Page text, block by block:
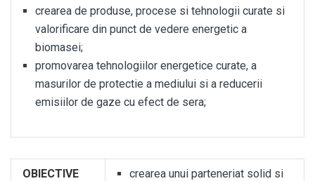
crearea de produse, procese si tehnologii curate si
valorificare din punct de vedere energetic a
biomasei;
promovarea tehnologiilor energetice curate, a
masurilor de protectie a mediului si a reducerii
emisiilor de gaze cu efect de sera;
OBIECTIVE
crearea unui parteneriat solid si